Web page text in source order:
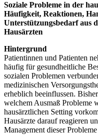
Soziale Probleme in der
Häufigkeit, Reaktionen,
Unterstützungsbedarf aus
Hausärzten
Hintergrund
Patientinnen und Patienten
häufig für gesundheitliche
sozialen Problemen
medizinischen
erheblich beeinflussen.
welchem Ausmaß Probleme
hausärztlichen Setting
Hausärzte darauf reagieren
Management dieser